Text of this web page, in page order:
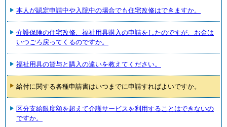
本人が認定申請中や入院中の場合でも住宅改修はできますか。
介護保険の住宅改修、福祉用具購入の申請をしたのですが、お金は
いつごろ戻ってくるのですか。
福祉用具の貸与と購入の違いを教えてください。
給付に関する各種申請書はいつまでに申請すればよいですか。
区分支給限度額を超えて介護サービスを利用することはできないの
ですか。